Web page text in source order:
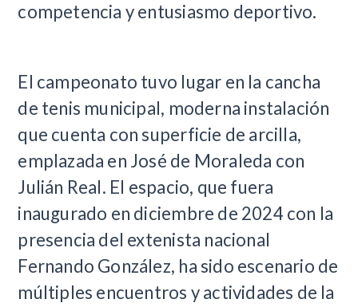
competencia y entusiasmo deportivo.
El campeonato tuvo lugar en la cancha
de tenis municipal, moderna instalación
que cuenta con superficie de arcilla,
emplazada en José de Moraleda con
Julián Real. El espacio, que fuera
inaugurado en diciembre de 2024 con la
presencia del extenista nacional
Fernando González, ha sido escenario de
múltiples encuentros y actividades de la